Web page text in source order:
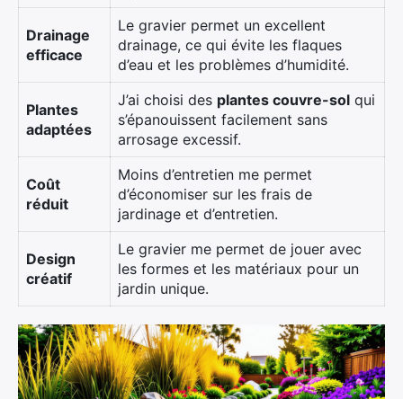
Drainage
efficace
Le gravier permet un excellent
drainage, ce qui évite les flaques
d’eau et les problèmes d’humidité.
Plantes
adaptées
J’ai choisi des plantes couvre-sol qui
s’épanouissent facilement sans
arrosage excessif.
Coût
réduit
Moins d’entretien me permet
d’économiser sur les frais de
jardinage et d’entretien.
Design
créatif
Le gravier me permet de jouer avec
les formes et les matériaux pour un
jardin unique.